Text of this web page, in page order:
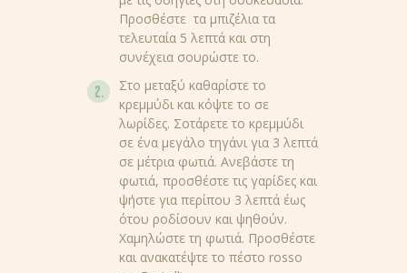
Προσθέστε τα μπιζέλια τα
τελευταία 5 λεπτά και στη
συνέχεια σουρώστε το.
Στο μεταξύ καθαρίστε το
κρεμμύδι και κόψτε το σε
λωρίδες. Σοτάρετε το κρεμμύδι
σε ένα μεγάλο τηγάνι για 3 λεπτά
σε μέτρια φωτιά. Ανεβάστε τη
φωτιά, προσθέστε τις γαρίδες και
ψήστε για περίπου 3 λεπτά έως
ότου ροδίσουν και ψηθούν.
Χαμηλώστε τη φωτιά. Προσθέστε
και ανακατέψτε το πέστο rosso
ΝΕΑ
ΣΥΝΤΑΓΕΣ
ΠΡΟΪΟΝΤΑ
ΣΧΕΤΙΚΑ ΜΕ ΜΑΣ
ΣΥΜΒΟΥΛΕΣ ΚΑΙ